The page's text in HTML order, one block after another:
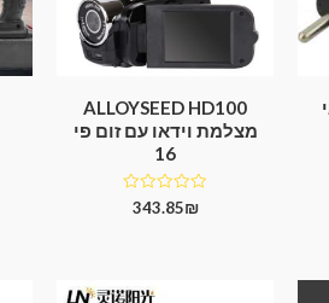
ALLOYSEED HD100
מצלמת וידאו עם זום פי
16
דורג343.85₪